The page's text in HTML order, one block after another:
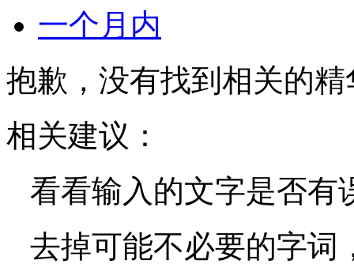
一个月内
抱歉，没有找到相关的精
相关建议：
看看输入的文字是否有
去掉可能不必要的字词